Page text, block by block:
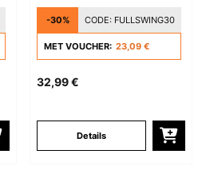
-30% CODE: FULLSWING30
MET VOUCHER: 23,09 €
32,99 €
Details